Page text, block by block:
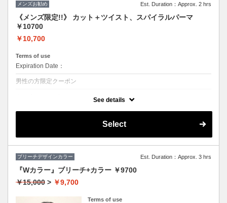
メンズお勧め Est. Duration：Approx. 2 hrs
《メンズ限定!!》 カット＋ツイスト、スパイラルパーマ
￥10700
￥10,700
Terms of use
Expiration Date：
男性の方限定クーポン
★ボリュームがほしい、スタイリングも楽にしたい方におススメ♪
See details
Select
ブリーチデザインカラー Est. Duration：Approx. 3 hrs
『Wカラー』ブリーチ+カラー ￥9700
￥15,000 > ￥9,700
Terms of use